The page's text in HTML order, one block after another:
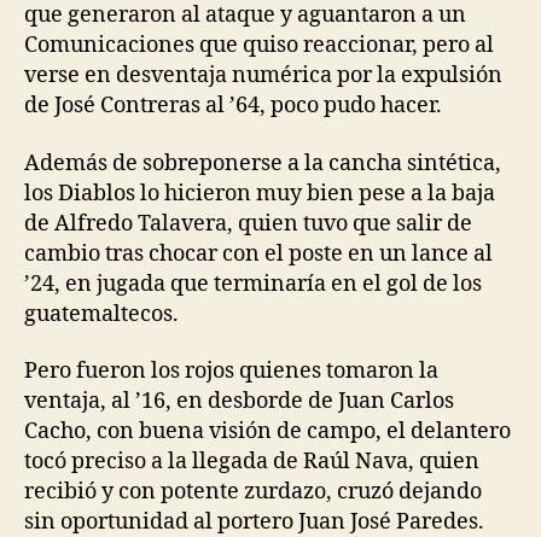
que generaron al ataque y aguantaron a un
Comunicaciones que quiso reaccionar, pero al
verse en desventaja numérica por la expulsión
de José Contreras al ’64, poco pudo hacer.
Además de sobreponerse a la cancha sintética,
los Diablos lo hicieron muy bien pese a la baja
de Alfredo Talavera, quien tuvo que salir de
cambio tras chocar con el poste en un lance al
’24, en jugada que terminaría en el gol de los
guatemaltecos.
Pero fueron los rojos quienes tomaron la
ventaja, al ’16, en desborde de Juan Carlos
Cacho, con buena visión de campo, el delantero
tocó preciso a la llegada de Raúl Nava, quien
recibió y con potente zurdazo, cruzó dejando
sin oportunidad al portero Juan José Paredes.